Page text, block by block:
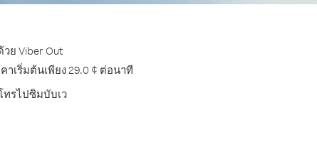
ย Viber Out
เริ่มต้นเพียง 29.0 ¢ ต่อนาที
ทรไปซิมบับเว